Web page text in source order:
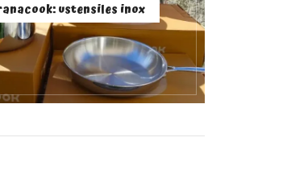
ustensiles inox